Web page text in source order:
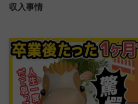
収入事情